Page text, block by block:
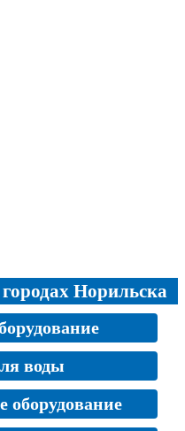
Норильска
воды
оборудование